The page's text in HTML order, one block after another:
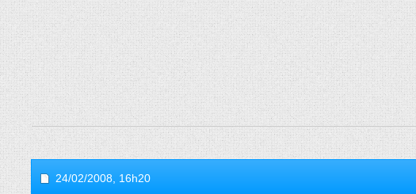
24/02/2008, 16h20